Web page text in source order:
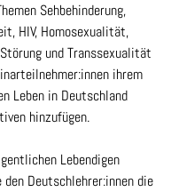
Sehbehinderung,
HIV, Homosexualität,
und Transsexualität
ihrem
Leben in Deutschland
hinzufügen.
Lebendigen
Deutschlehrer:innen die